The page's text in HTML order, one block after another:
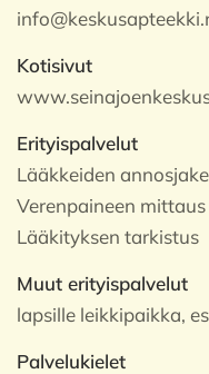
Kotisivut
Erityispalvelut
Lääkkeiden
Verenpaineen
Lääkityksen tarkistus
Muut erityispalvelut
lapsille leikkipaikka,
Palvelukielet